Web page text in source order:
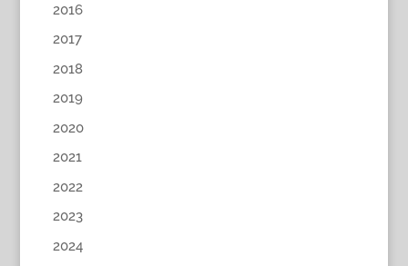
2016
2017
2018
2019
2020
2021
2022
2023
2024